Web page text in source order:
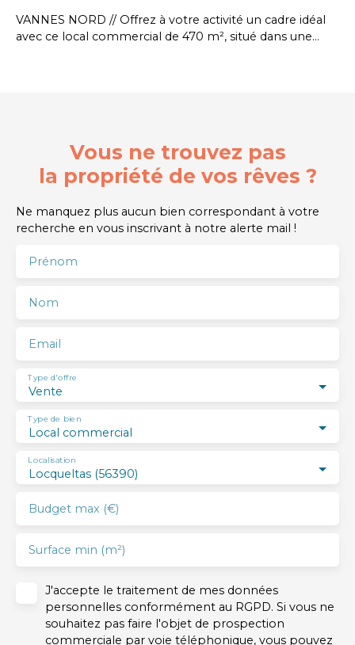
VANNES NORD // Offrez à votre activité un cadre idéal
avec ce local commercial de 470 m², situé dans une
€ HT (51 900 € TTC)
Vous ne trouvez pas
la propriété de vos rêves ?
Ne manquez plus aucun bien correspondant à votre
recherche en vous inscrivant à notre alerte mail !
Prénom
Nom
Email
Vente
Type d'offre
Local commercial
Type de bien
Locqueltas (56390)
Localisation
Budget max (€)
Surface min (m²)
J'accepte le traitement de mes données
personnelles conformément au RGPD. Si vous ne
souhaitez pas faire l'objet de prospection
commerciale par voie téléphonique, vous pouvez